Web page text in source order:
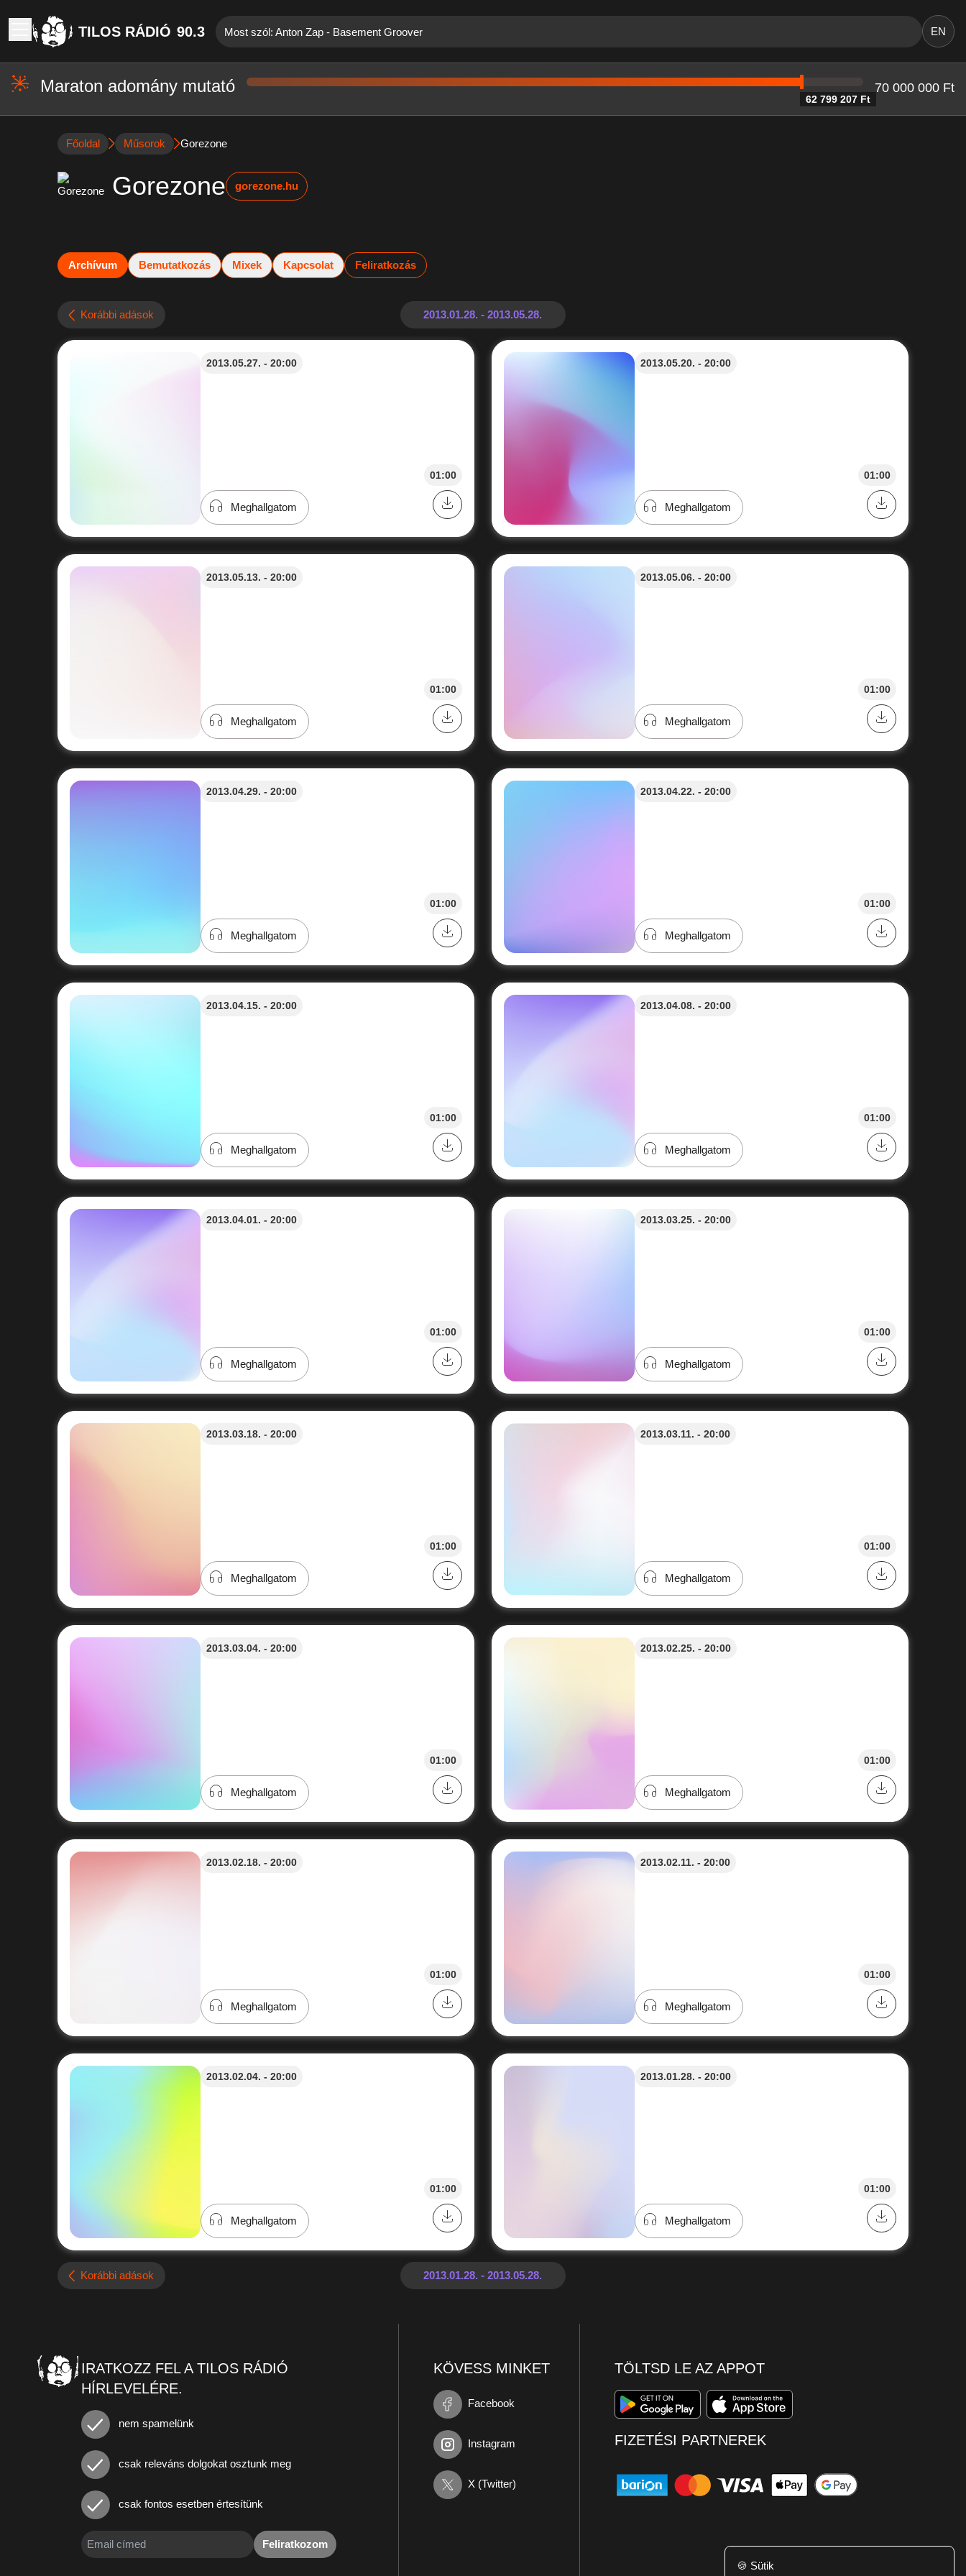
TILOS RÁDIÓ 90.3 Most szól: Anton Zap - Basement Groover EN
Maraton adomány mutató
62 799 207 Ft
70 000 000 Ft
Főoldal Műsorok Gorezone
Gorezone gorezone.hu
Archívum Bemutatkozás Mixek Kapcsolat Feliratkozás
Korábbi adások
2013.05.27. - 20:00
01:00
Meghallgatom
2013.05.20. - 20:00
01:00
Meghallgatom
2013.05.13. - 20:00
01:00
Meghallgatom
2013.05.06. - 20:00
01:00
Meghallgatom
2013.04.29. - 20:00
01:00
Meghallgatom
2013.04.22. - 20:00
01:00
Meghallgatom
2013.04.15. - 20:00
01:00
Meghallgatom
2013.04.08. - 20:00
01:00
Meghallgatom
2013.04.01. - 20:00
01:00
Meghallgatom
2013.03.25. - 20:00
01:00
Meghallgatom
2013.03.18. - 20:00
01:00
Meghallgatom
2013.03.11. - 20:00
01:00
Meghallgatom
2013.03.04. - 20:00
01:00
Meghallgatom
2013.02.25. - 20:00
01:00
Meghallgatom
2013.02.18. - 20:00
01:00
Meghallgatom
2013.02.11. - 20:00
01:00
Meghallgatom
2013.02.04. - 20:00
01:00
Meghallgatom
2013.01.28. - 20:00
01:00
Meghallgatom
Korábbi adások
IRATKOZZ FEL A TILOS RÁDIÓ
HÍRLEVELÉRE.
nem spamelünk
csak releváns dolgokat osztunk meg
csak fontos esetben értesítünk
Feliratkozom
KÖVESS MINKET
Facebook
Instagram
X (Twitter)
TÖLTSD LE AZ APPOT
FIZETÉSI PARTNEREK
🍪 Sütik